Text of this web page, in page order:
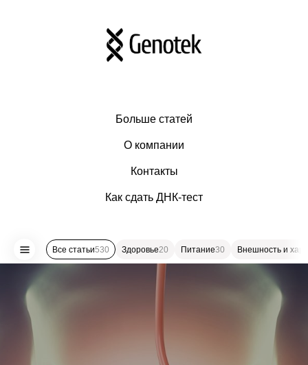
Больше статей
О компании
Контакты
Как сдать ДНК-тест
Все статьи530 Здоровье20 Питание30 Внешность и